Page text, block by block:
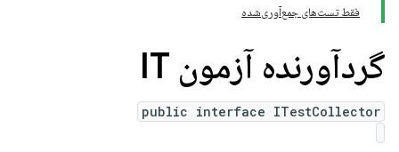
فقط تست‌های جمع‌آوری‌شده
گردآورنده آزمون IT
public interface ITestCollector